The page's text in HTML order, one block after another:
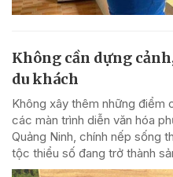
Không cần dựng
du khách
Không xây thêm những điểm
các màn trình diễn văn hóa
Quảng Ninh, chính nếp sống
tộc thiểu số đang trở thành